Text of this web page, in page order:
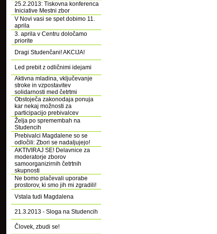
25.2.2013: Tiskovna konferenca
Iniciative Mestni zbor
V Novi vasi se spet dobimo 11.
aprila
3. aprila v Centru določamo
priorite
Dragi Studenčani! AKCIJA!
Led prebit z odličnimi idejami
Aktivna mladina, vključevanje
stroke in vzpostavitev
solidarnosti med četrtmi
Obstoječa zakonodaja ponuja
kar nekaj možnosti za
participacijo prebivalcev
Želja po spremembah na
Studencih
Prebivalci Magdalene so se
odločili: Zbori se nadaljujejo!
AKTIVIRAJ SE! Delavnice za
moderatorje zborov
samoorganizirnih četrtnih
skupnosti
Ne bomo plačevali uporabe
prostorov, ki smo jih mi zgradili!
Vstala tudi Magdalena
21.3.2013 - Sloga na Studencih
Človek, zbudi se!